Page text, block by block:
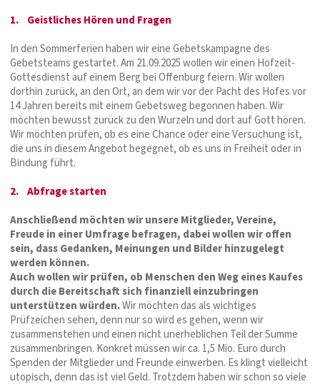
1. Geistliches Hören und Fragen
In den Sommerferien haben wir eine Gebetskampagne des
Gebetsteams gestartet. Am 21.09.2025 wollen wir einen Hofzeit-
Gottesdienst auf einem Berg bei Offenburg feiern. Wir wollen
dorthin zurück, an den Ort, an dem wir vor der Pacht des Hofes vor
14 Jahren bereits mit einem Gebetsweg begonnen haben. Wir
möchten bewusst zurück zu den Wurzeln und dort auf Gott hören.
Wir möchten prüfen, ob es eine Chance oder eine Versuchung ist,
die uns in diesem Angebot begegnet, ob es uns in Freiheit oder in
Bindung führt.
2. Abfrage starten
Anschließend möchten wir unsere Mitglieder, Vereine,
Freude in einer Umfrage befragen, dabei wollen wir offen
sein, dass Gedanken, Meinungen und Bilder hinzugelegt
werden können.
Auch wollen wir prüfen, ob Menschen den Weg eines Kaufes
durch die Bereitschaft sich finanziell einzubringen
unterstützen würden.Wir möchten das als wichtiges
Prüfzeichen sehen, denn nur so wird es gehen, wenn wir
zusammenstehen und einen nicht unerheblichen Teil der Summe
zusammenbringen. Konkret müssen wir ca. 1,5 Mio. Euro durch
Spenden der Mitglieder und Freunde einwerben. Es klingt vielleicht
utopisch, denn das ist viel Geld. Trotzdem haben wir schon so viele